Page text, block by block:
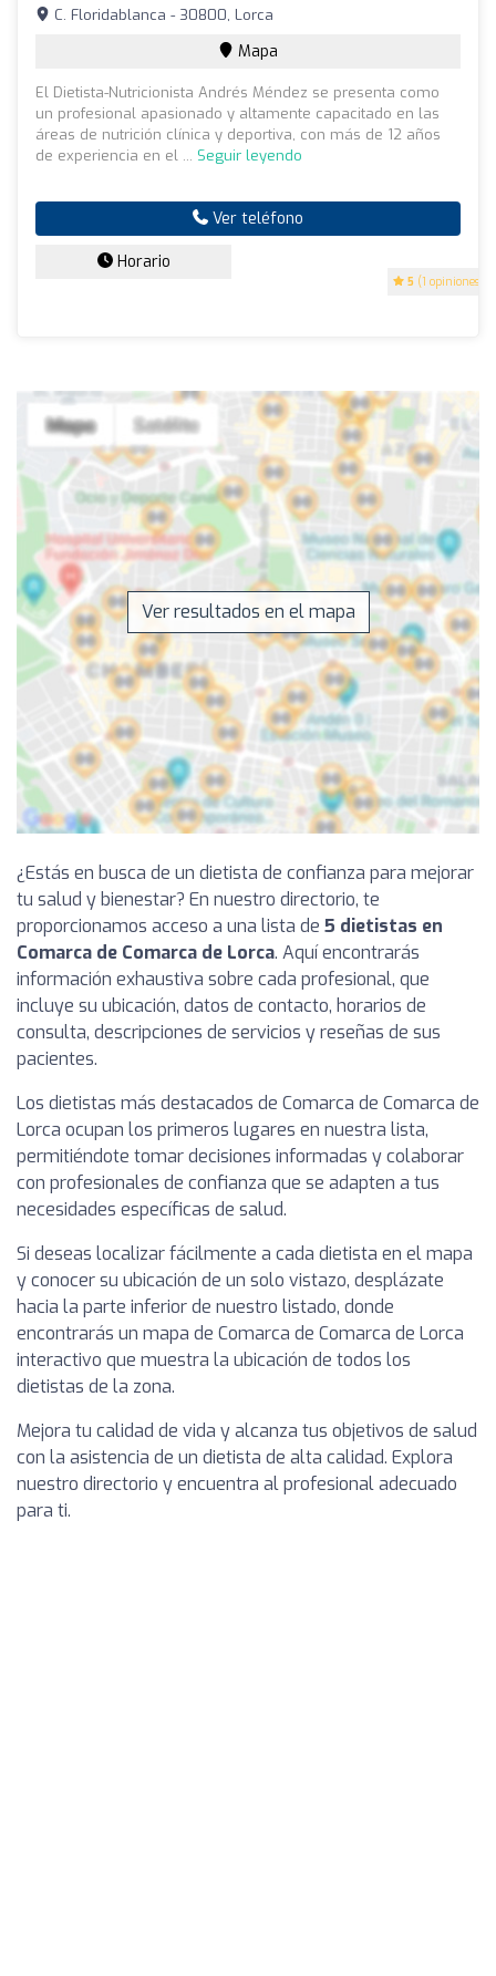
5 (1 opiniones)
C. Floridablanca - 30800, Lorca
Mapa
El Dietista-Nutricionista Andrés Méndez se presenta como
un profesional apasionado y altamente capacitado en las
áreas de nutrición clínica y deportiva, con más de 12 años
de experiencia en el ... Seguir leyendo
Ver teléfono
Horario
Ver resultados en el mapa
¿Estás en busca de un dietista de confianza para mejorar
tu salud y bienestar? En nuestro directorio, te
proporcionamos acceso a una lista de 5 dietistas en
Comarca de Comarca de Lorca. Aquí encontrarás
información exhaustiva sobre cada profesional, que
incluye su ubicación, datos de contacto, horarios de
consulta, descripciones de servicios y reseñas de sus
pacientes.
Los dietistas más destacados de Comarca de Comarca de
Lorca ocupan los primeros lugares en nuestra lista,
permitiéndote tomar decisiones informadas y colaborar
con profesionales de confianza que se adapten a tus
necesidades específicas de salud.
Si deseas localizar fácilmente a cada dietista en el mapa
y conocer su ubicación de un solo vistazo, desplázate
hacia la parte inferior de nuestro listado, donde
encontrarás un mapa de Comarca de Comarca de Lorca
interactivo que muestra la ubicación de todos los
dietistas de la zona.
Mejora tu calidad de vida y alcanza tus objetivos de salud
con la asistencia de un dietista de alta calidad. Explora
nuestro directorio y encuentra al profesional adecuado
para ti.